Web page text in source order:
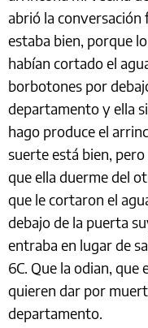
abrió la conversación
estaba bien, porque
habían cortado el
borbotones por
departamento y ella
hago produce el
suerte está bien,
que ella duerme del
que le cortaron el
debajo de la puerta
entraba en lugar de
6C. Que la odian, que
quieren dar por
departamento.